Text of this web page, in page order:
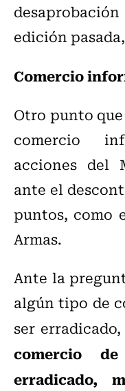
edición
Comercio
Otro punto
comercio
acciones del
ante el
puntos, como
Armas.
Ante la
algún tipo de
ser erradicado,
comercio
erradicado,